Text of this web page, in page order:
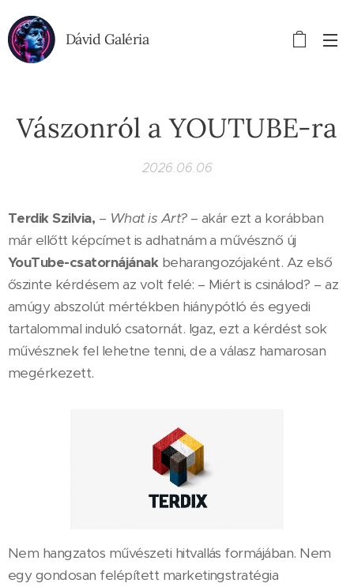
Dávid Galéria
Vászonról a YOUTUBE-ra
2026.06.06
Terdik Szilvia, – What is Art?– akár ezt a korábban
már ellőtt képcímet is adhatnám a művésznő új
YouTube-csatornájánakbeharangozójaként. Az első
őszinte kérdésem az volt felé: – Miért is csinálod? – az
amúgy abszolút mértékben hiánypótló és egyedi
tartalommal induló csatornát. Igaz, ezt a kérdést sok
művésznek fel lehetne tenni, de a válasz hamarosan
megérkezett.
Nem hangzatos művészeti hitvallás formájában. Nem
egy gondosan felépített marketingstratégia